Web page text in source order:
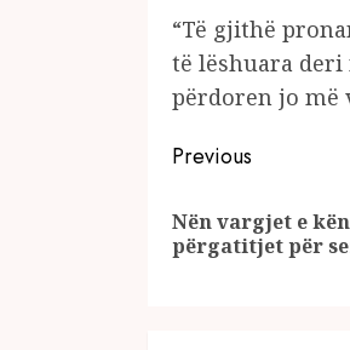
“Të gjithë
të lëshuara
përdoren jo më
Continue
Reading
Previous
Nën vargjet e
përgatitjet për